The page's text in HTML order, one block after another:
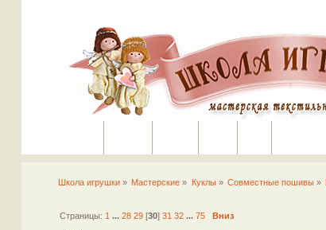
Школа игрушки » Мастерские » Куклы» Совместные пошивы »
Страницы: 1 ...28 29 [30]31 32 ...75 Вниз